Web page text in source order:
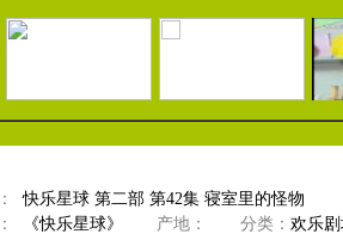
快乐星球 第二部 第42集 寝室里的怪物
《快乐星球》 产地： 分类： 欢乐剧